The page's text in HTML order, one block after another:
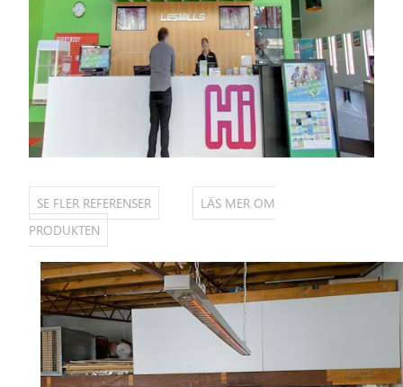
SE FLER REFERENSER
LÄS MER OM
PRODUKTEN